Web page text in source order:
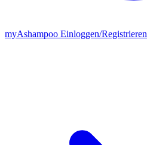
myAshampoo Einloggen/Registrieren